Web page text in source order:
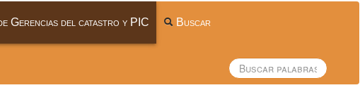
Gerencias del catastro y PIC Buscar